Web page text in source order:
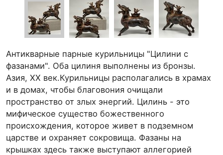
Антикварные парные курильницы "Цилини с
фазанами". Оба цилиня выполнены из бронзы.
Азия, ХХ век.Курильницы располагались в храмах
и в домах, чтобы благовония очищали
пространство от злых энергий. Цилинь - это
мифическое существо божественного
происхождения, которое живет в подземном
царстве и охраняет сокровища. Фазаны на
крышках здесь также выступают аллегорией